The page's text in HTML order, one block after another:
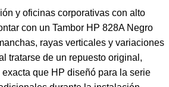
y oficinas corporativas con alto
con un Tambor HP 828A Negro
rayas verticales y variaciones
tratarse de un repuesto original,
que HP diseñó para la serie